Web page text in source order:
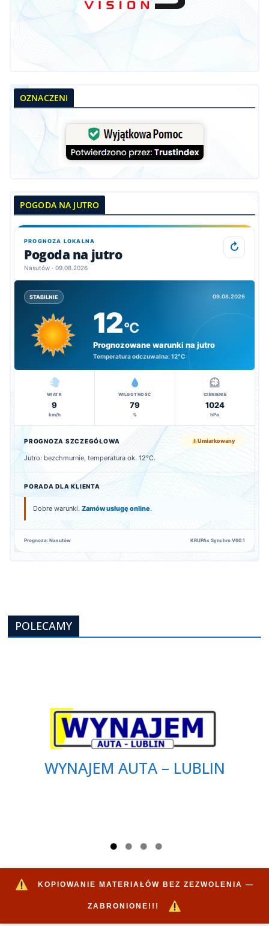
OZNACZENI
POGODA NA JUTRO
PROGNOZA LOKALNA
Pogoda na jutro
Nasutów · 09.08.2026
↻
STABILNIE 09.08.2026
12°C
Prognozowane warunki na jutro
Temperatura odczuwalna:12°C
WIATR
9
km/h
WILGOTNOŚĆ
79
%
CIŚNIENIE
1024
hPa
PROGNOZA SZCZEGÓŁOWA Umiarkowany
Jutro: bezchmurnie, temperatura ok. 12°C.
PORADA DLA KLIENTA
Dobre warunki. Zamów usługę online.
Prognoza: Nasutów KRUPAs Synchro V60.1
POLECAMY
WYNAJEM AUTA – LUBLIN
KOPIOWANIE MATERIAŁÓW BEZ ZEZWOLENIA —
ZABRONIONE!!!